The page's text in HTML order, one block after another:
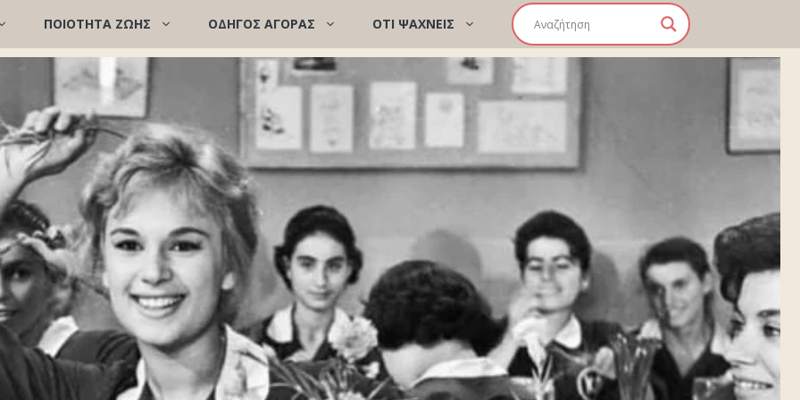
ΠΟΙΌΤΗΤΑ ΖΩΉΣ ΟΔΗΓΟΣ ΑΓΟΡΑΣ ΟΤΙ ΨΑΧΝΕΙΣ